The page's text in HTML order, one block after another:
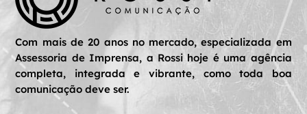
Com mais de 20 anos no mercado, especializada em
Assessoria de Imprensa, a Rossi hoje é uma agência
completa, integrada e vibrante, como toda boa
comunicação deve ser.